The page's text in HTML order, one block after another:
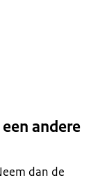
andere
dan de